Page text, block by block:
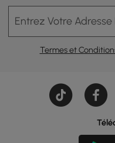
Entrez Votre
Termes et